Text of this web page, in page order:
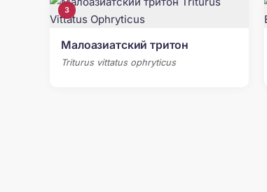
3
Малоазиатский тритон
Triturus vittatus ophryticus